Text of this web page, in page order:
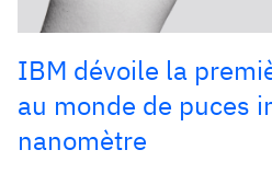
IBM dévoile la
au monde de puces
nanomètre